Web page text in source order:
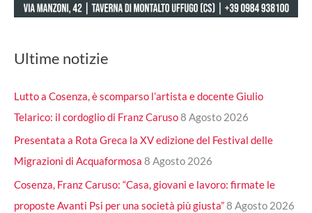
Ultime notizie
Lutto a Cosenza, è scomparso l’artista e docente Giulio
Telarico: il cordoglio di Franz Caruso8 Agosto 2026
Presentata a Rota Greca la XV edizione del Festival delle
Migrazioni di Acquaformosa 8 Agosto 2026
Cosenza, Franz Caruso: “Casa, giovani e lavoro: firmate le
proposte Avanti Psi per una società più giusta”8 Agosto 2026